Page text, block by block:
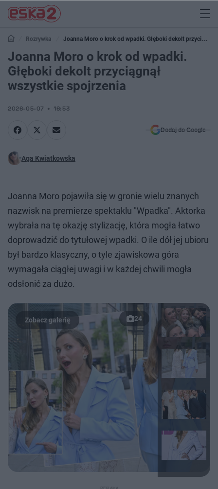
Rozrywka
Joanna Moro o krok od wpadki. Głęboki dekolt przyciągnął
wszystkie spojrzenia
Joanna Moro o krok od wpadki.
Głęboki dekolt przyciągnął
wszystkie spojrzenia
2026-05-07 16:53
Dodaj do Google
Aga Kwiatkowska
Joanna Moro pojawiła się w gronie wielu znanych
nazwisk na premierze spektaklu "Wpadka". Aktorka
wybrała na tę okazję stylizację, która mogła łatwo
doprowadzić do tytułowej wpadki. O ile dół jej ubioru
był bardzo klasyczny, o tyle zjawiskowa góra
wymagała ciągłej uwagi i w każdej chwili mogła
odsłonić za dużo.
24